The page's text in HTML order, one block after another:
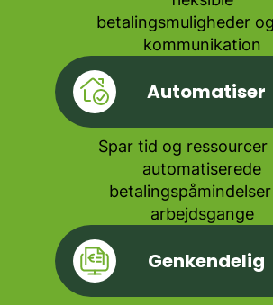
betalingsmuligheder
kommunikation
Automatiser
Spar tid og ressourcer
automatiserede
arbejdsgange
Genkendelig